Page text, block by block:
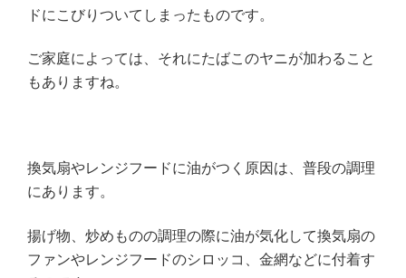
ドにこびりついてしまったものです。
ご家庭によっては、それにたばこのヤニが加わること
もありますね。
換気扇やレンジフードに油がつく原因は、普段の調理
にあります。
揚げ物、炒めものの調理の際に油が気化して換気扇の
ファンやレンジフードのシロッコ、金網などに付着す